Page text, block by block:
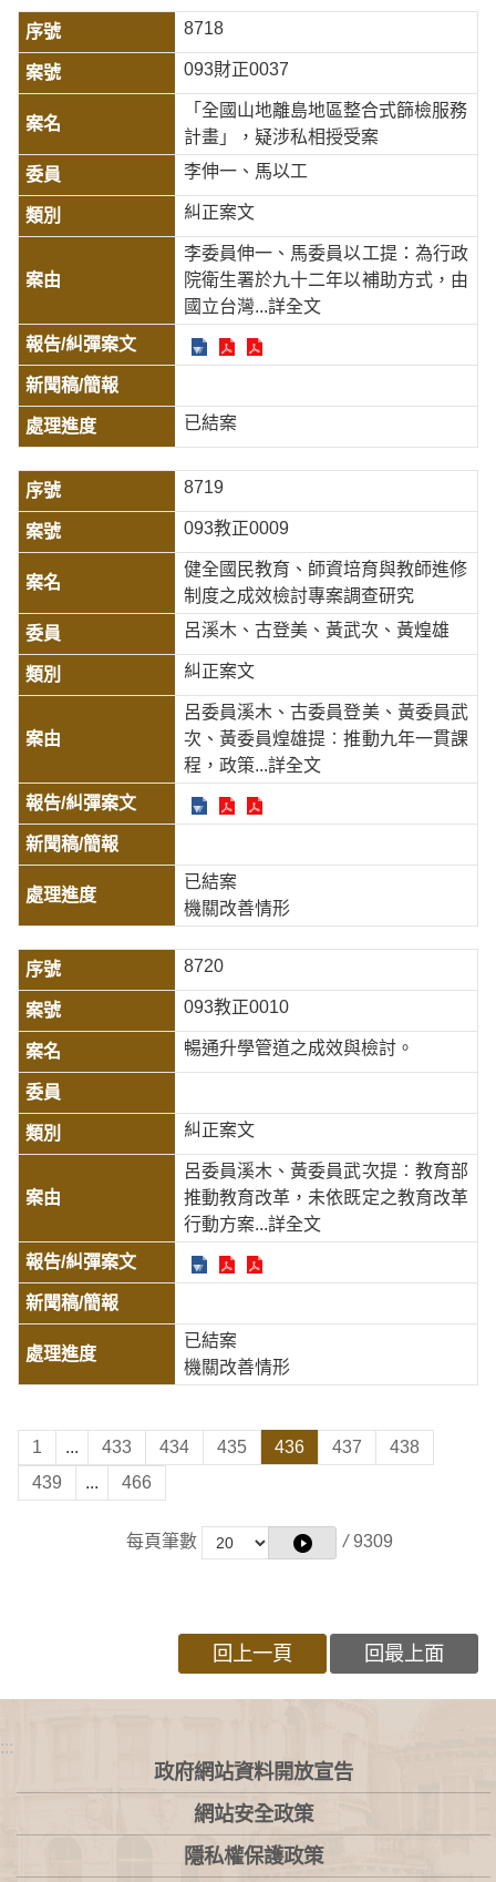
8718
093財正0037
「全國山地離島地區整合式篩檢服務
計畫」，疑涉私相授受案
李伸一、馬以工
糾正案文
李委員伸一、馬委員以工提：為行政
院衛生署於九十二年以補助方式，由
國立台灣...詳全文
已結案
8719
093教正0009
健全國民教育、師資培育與教師進修
制度之成效檢討專案調查研究
呂溪木、古登美、黃武次、黃煌雄
糾正案文
呂委員溪木、古委員登美、黃委員武
次、黃委員煌雄提︰推動九年一貫課
程，政策...詳全文
已結案
機關改善情形
8720
093教正0010
暢通升學管道之成效與檢討。
糾正案文
呂委員溪木、黃委員武次提︰教育部
推動教育改革，未依既定之教育改革
行動方案...詳全文
已結案
機關改善情形
1 ... 433 434 435 436 437
438
439
... 466
每頁筆數 / 9309
回上一頁 回最上面
:::
政府網站資料開放宣告
網站安全政策
隱私權保護政策